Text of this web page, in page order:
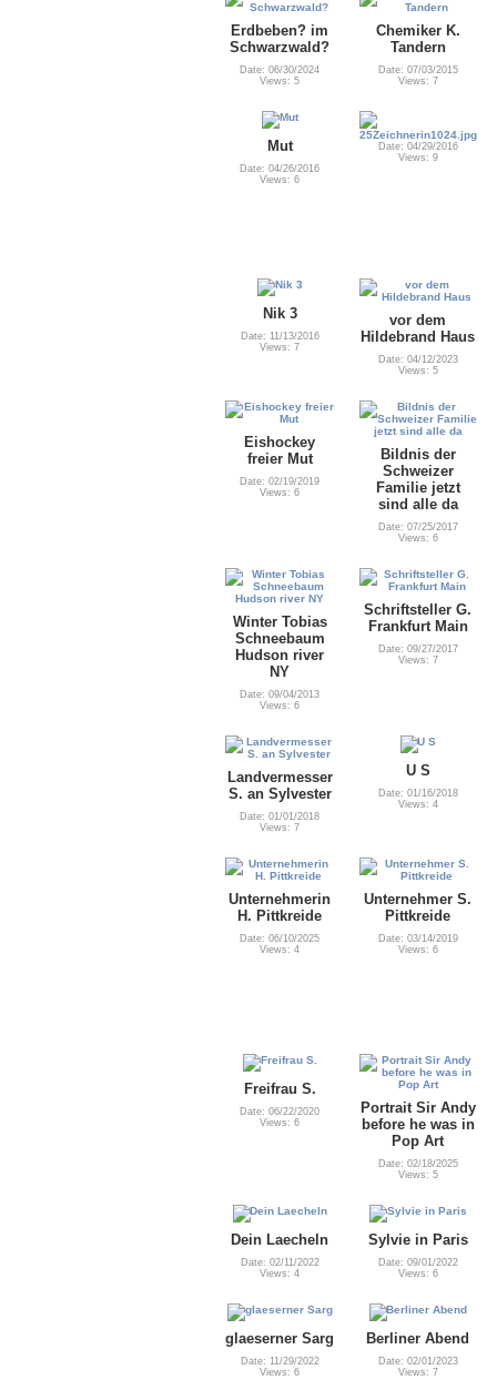
Erdbeben? im
Schwarzwald?
Date: 06/30/2024
Views: 5
Chemiker K.
Tandern
Date: 07/03/2015
Views: 7
Mut
Date: 04/26/2016
Views: 6
Date: 04/29/2016
Views: 9
Nik 3
Date: 11/13/2016
Views: 7
vor dem
Hildebrand Haus
Date: 04/12/2023
Views: 5
Eishockey
freier Mut
Date: 02/19/2019
Views: 6
Bildnis der
Schweizer
Familie jetzt
sind alle da
Date: 07/25/2017
Views: 6
Winter Tobias
Schneebaum
Hudson river
NY
Date: 09/04/2013
Views: 6
Schriftsteller G.
Frankfurt Main
Date: 09/27/2017
Views: 7
Landvermesser
S. an Sylvester
Date: 01/01/2018
Views: 7
U S
Date: 01/16/2018
Views: 4
Unternehmerin
H. Pittkreide
Date: 06/10/2025
Views: 4
Unternehmer S.
Pittkreide
Date: 03/14/2019
Views: 6
Freifrau S.
Date: 06/22/2020
Views: 6
Portrait Sir Andy
before he was in
Pop Art
Date: 02/18/2025
Views: 5
Dein Laecheln
Date: 02/11/2022
Views: 4
Sylvie in Paris
Date: 09/01/2022
Views: 6
glaeserner Sarg
Date: 11/29/2022
Views: 6
Berliner Abend
Date: 02/01/2023
Views: 7